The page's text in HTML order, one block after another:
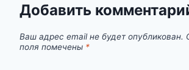
Добавить
Ваш адрес email не будет опубликован.
поля помечены *